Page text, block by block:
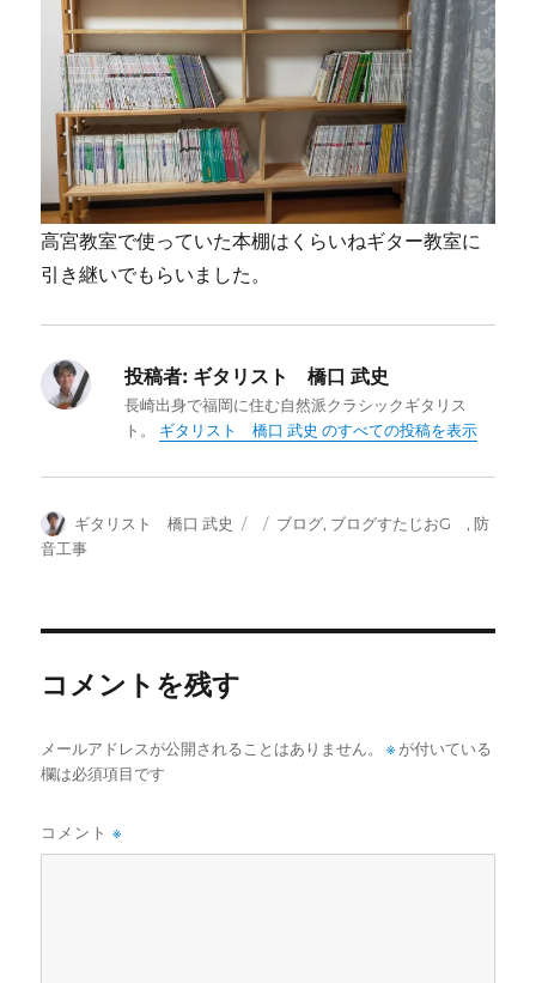
高宮教室で使っていた本棚はくらいねギター教室に
引き継いでもらいました。
投稿者: ギタリスト 橋口 武史
長崎出身で福岡に住む自然派クラシックギタリス
ト。 ギタリスト 橋口 武史 のすべての投稿を表示
投
稿
ギタリスト 橋口 武史
投 カ
ブログ, ブログすたじおG ,防
音工事
コメントを残す
メールアドレスが公開されることはありません。 ※ が付いている
欄は必須項目です
コメント※